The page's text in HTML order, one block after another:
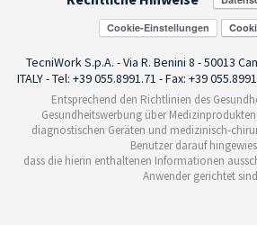
Cookie-Einstellungen
TecniWork S.p.A. - Via R. Benini 8 - 50013
ITALY - Tel: +39 055.8991.71 - Fax: +39
Entsprechend den Richtlinien des
Gesundheitswerbung über
diagnostischen Geräten und medizinisch-
Benutzer darauf
dass die hierin enthaltenen Informationen
Anwender gerichtet